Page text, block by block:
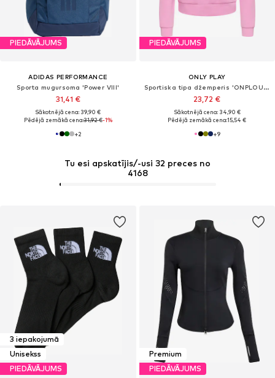
PIEDĀVĀJUMS
ADIDAS PERFORMANCE
Sporta mugursoma 'Power VIII'
31,41 €
Sākotnējā cena: 39,90 €
Pēdējā zemākā cena:31,92 €-1%
+2
PIEDĀVĀJUMS
ONLY PLAY
Sportiska tipa džemperis 'ONPLOUNGE'
23,72 €
Sākotnējā cena: 34,90 €
Pēdējā zemākā cena:15,54 €
+9
3 iepakojumā
Unisekss
PIEDĀVĀJUMS
Premium
PIEDĀVĀJUMS
Tu esi apskatījis/-usi 32 preces no
4168